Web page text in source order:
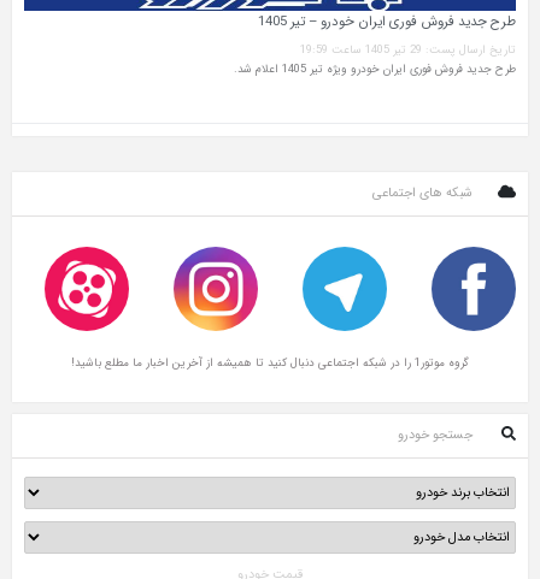
طرح جدید فروش فوری ایران خودرو – تیر 1405
تاریخ ارسال پست: 29 تیر 1405 ساعت 19:59
طرح جدید فروش فوری ایران خودرو ویژه تیر 1405 اعلام شد.
شبکه های اجتماعی
گروه موتور1 را در شبکه اجتماعی دنبال کنید تا همیشه از آخرین اخبار ما مطلع باشید!
جستجو خودرو
قیمت خودرو